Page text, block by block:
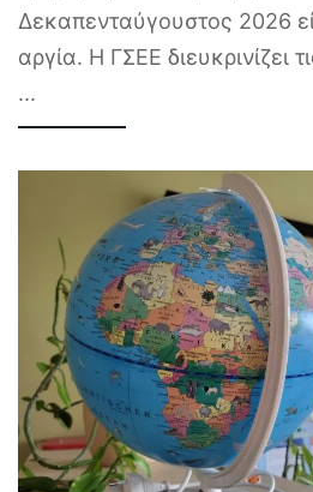
Δεκαπενταύγουστος 2026
αργία. Η ΓΣΕΕ διευκρινίζει
...